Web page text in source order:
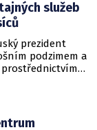
služeb
prezident
podzimem a
tlaku kvůli